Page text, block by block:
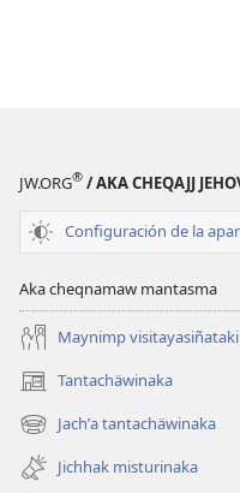
JW.ORG® / AKA CHEQAJJ
Configuración de la
Aka cheqnamaw mantasma
Maynimp visitayasiñataki
Tantachäwinaka
(opens
new
window)
Jachʼa tantachäwinaka
(opens
new
window)
Jichhak misturinaka